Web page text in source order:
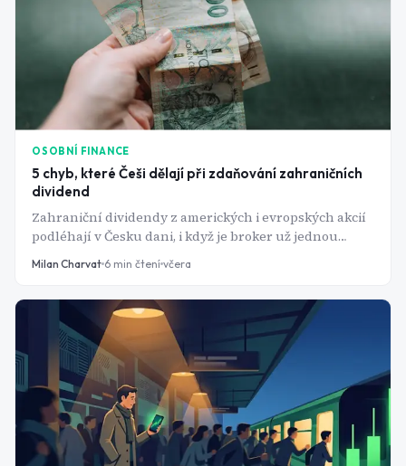
OSOBNÍ FINANCE
5 chyb, které Češi dělají při zdaňování zahraničních
dividend
Zahraniční dividendy z amerických i evropských akcií
podléhají v Česku dani, i když je broker už jednou
zdanil v zahraničí. Pět opakujících se pochybení
Milan Charvat 6 min čtení včera